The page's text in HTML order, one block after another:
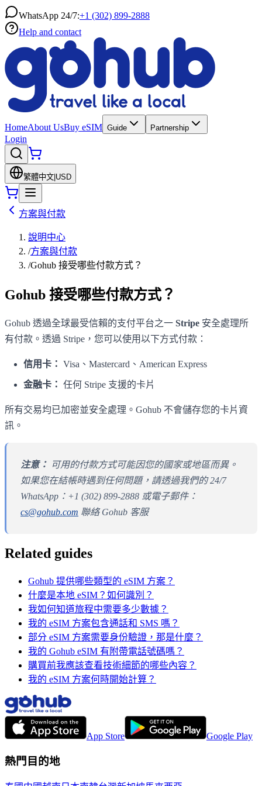
WhatsApp 24/7:+1 (302) 899-2888
Help and contact
HomeAbout UsBuy eSIM Guide Partnership
Login
繁體中文 USD
方案與付款
說明中心
/方案與付款
/Gohub 接受哪些付款方式？
Gohub 接受哪些付款方式？
Gohub 透過全球最受信賴的支付平台之一 Stripe 安全處理所
有付款。透過 Stripe，您可以使用以下方式付款：
信用卡： Visa、Mastercard、American Express
金融卡： 任何 Stripe 支援的卡片
所有交易均已加密並安全處理。Gohub 不會儲存您的卡片資
訊。
注意： 可用的付款方式可能因您的國家或地區而異。
如果您在結帳時遇到任何問題，請透過我們的 24/7
WhatsApp：+1 (302) 899-2888 或電子郵件：
cs@gohub.com 聯絡 Gohub 客服
Related guides
Gohub 提供哪些類型的 eSIM 方案？
什麼是本地 eSIM？如何識別？
我如何知道旅程中需要多少數據？
我的 eSIM 方案包含通話和 SMS 嗎？
部分 eSIM 方案需要身份驗證，那是什麼？
我的 Gohub eSIM 有附帶電話號碼嗎？
購買前我應該查看技術細節的哪些內容？
我的 eSIM 方案何時開始計算？
App Store Google Play
熱門目的地